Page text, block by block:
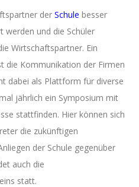
derSchule besser
werden und die Schüler
Wirtschaftspartner. Ein
die Kommunikation der Firmen
dabei als Plattform für diverse
jährlich ein Symposium mit
stattfinden. Hier können sich
die zukünftigen
der Schule gegenüber
auch die
statt.